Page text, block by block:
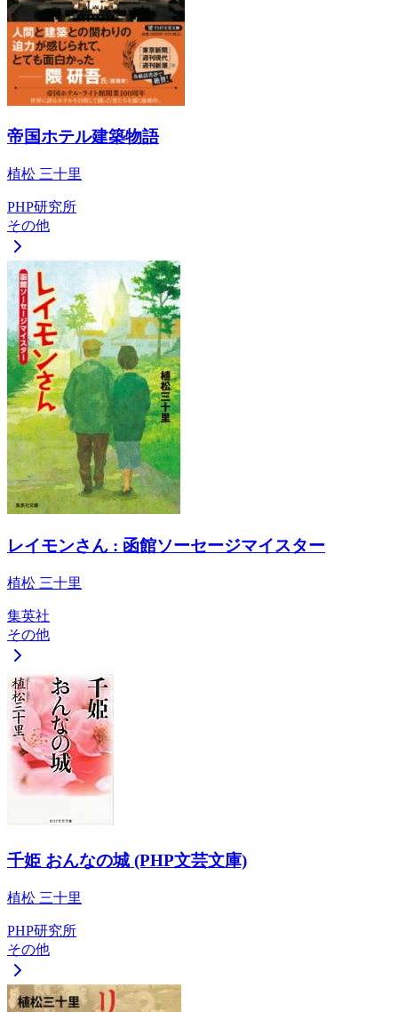
帝国ホテル建築物語
植松 三十里
PHP研究所
その他
レイモンさん : 函館ソーセージマイスター
植松 三十里
集英社
その他
千姫 おんなの城 (PHP文芸文庫)
植松 三十里
PHP研究所
その他